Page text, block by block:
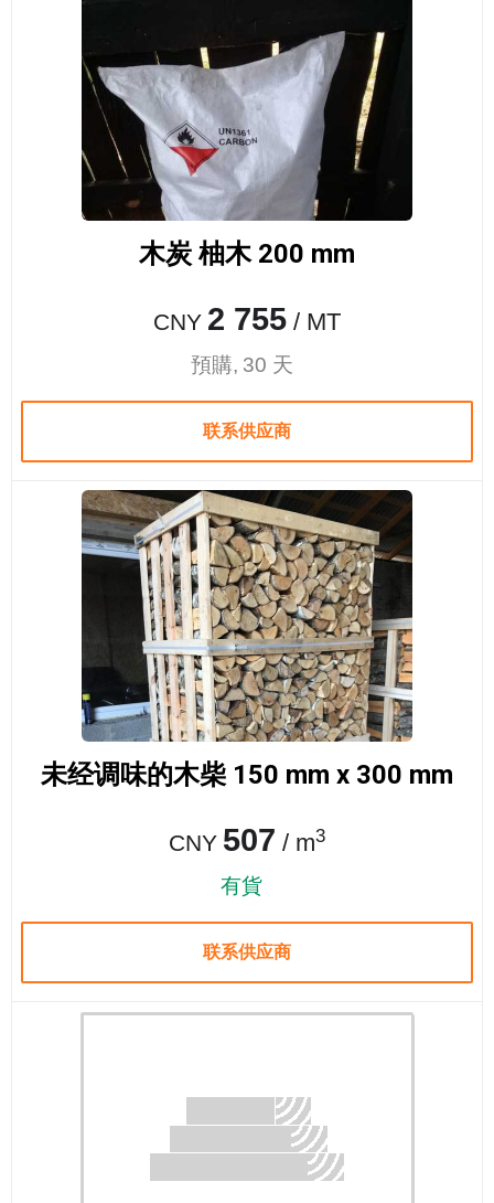
木炭 柚木 200 mm
CNY 2 755 / MT
預購, 30 天
联系供应商
未经调味的木柴 150 mm x 300 mm
CNY 507 / m3
有貨
联系供应商